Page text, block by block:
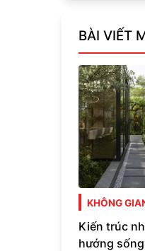
BÀI VIẾT
KHÔNG
Kiến trúc
hướng